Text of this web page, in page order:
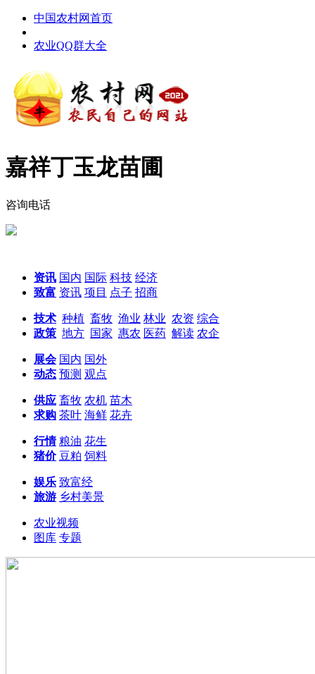
中国农村网首页
农业QQ群大全
嘉祥丁玉龙苗圃
咨询电话
资讯 国内 国际 科技 经济
致富 资讯 项目 点子 招商
技术 种植 畜牧 渔业 林业 农资 综合
政策 地方 国家 惠农 医药 解读 农企
展会 国内 国外
动态 预测 观点
供应 畜牧 农机 苗木
求购 茶叶 海鲜 花卉
行情 粮油 花生
猪价 豆粕 饲料
娱乐 致富经
旅游 乡村美景
农业视频
图库 专题